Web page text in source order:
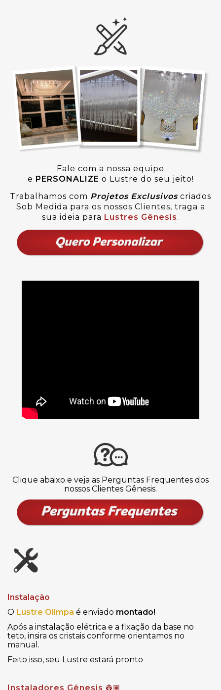
Fale com a nossa equipe
e PERSONALIZE o Lustre do seu jeito!
Trabalhamos com Projetos Exclusivoscriados
Sob Medida para os nossos Clientes, traga a
sua ideia para Lustres Gênesis.
Clique abaixo e veja as Perguntas Frequentes dos
nossos Clientes Gênesis.
Instalação
O Lustre Olímpa é enviado montado!
Após a instalação elétrica e a fixação da base no
teto, insira os cristais conforme orientamos no
manual.
Feito isso, seu Lustre estará pronto
Instaladores Gênesis 👷🏽